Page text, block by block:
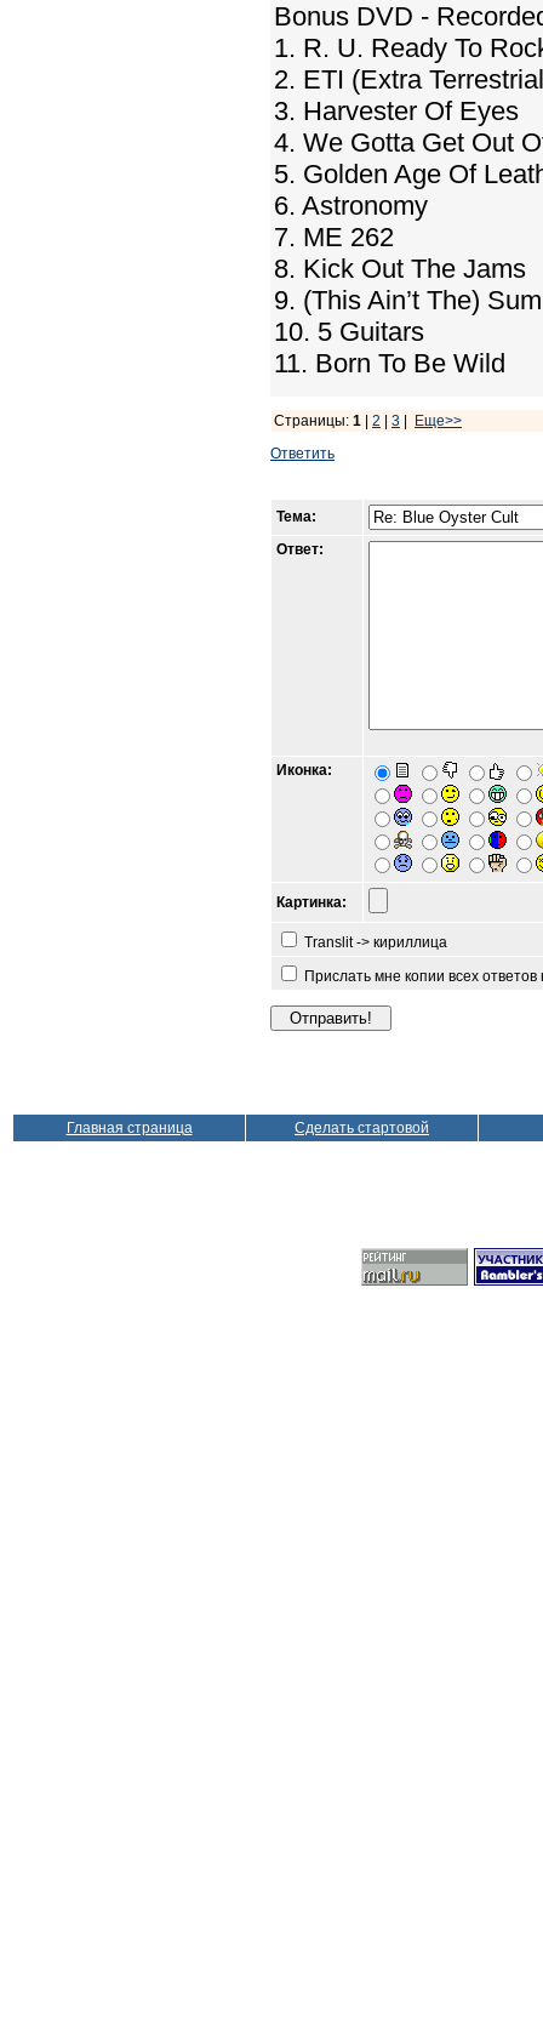
Bonus DVD -
1. R. U. Ready To
2. ETI (Extra
3. Harvester Of Eyes
4. We Gotta Get Out
5. Golden Age Of
6. Astronomy
7. ME 262
8. Kick Out The Jams
9. (This Ain’t The)
10. 5 Guitars
11. Born To Be Wild
Страницы: 1 2 3
Еще>>
Ответить
Тема:
Ответ:
Иконка:
Картинка:
Translit -> кириллица
Прислать мне копии всех
Главная страница Сделать стартовой